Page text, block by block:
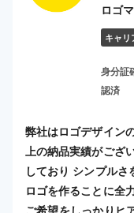
ロゴ
キャリ
身分証
認済
弊社はロゴデザイン
上の納品実績がござ
しており シンプルさ
ロゴを作ることに全
ご希望をしっかりヒ